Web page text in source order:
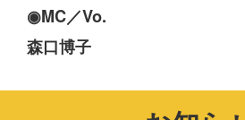
◉MC／Vo.
森口博子